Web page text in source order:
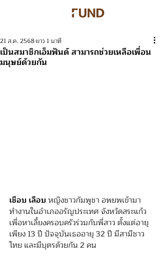
เป็นสมาชิกเอ็มฟันด์ สามารถช่วยเหลือเพื่อน
มนุษย์ด้วยกัน
21 ส.ค. 2568 ยาว 1 นาที
เชือบ เลือบ หญิงชาวกัมพูชา อพยพเข้ามา
ทำงานในอำเภออรัญประเทศ จังหวัดสระแก้ว
เพื่อหาเลี้ยงครอบครัวร่วมกับพี่สาว ตั้งแต่อายุ
เพียง 13 ปี ปัจจุบันเธออายุ 32 ปี มีสามีชาว
ไทย และมีบุตรด้วยกัน 2 คน